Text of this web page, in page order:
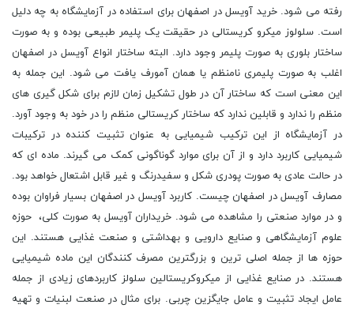
رفته می شود. خرید آویسل در اصفهان برای استفاده در آزمایشگاه به چه دلیل
است. سلولوز میکرو کریستالی در حقیقت یک پلیمر طبیعی بوده و به صورت
ساختار بلوری به صورت پلیمر وجود دارد. البته ساختار انواع آویسل در اصفهان
اغلب به صورت پلیمری نامنظم یا همان آمورف یافت می شود. این جمله به
این معنی است که ساختار آن در طول تشکیل زمان لازم برای شکل ‌گیری‌ های
منظم را ندارد و قابلین ندارد که ساختار کریستالی منظم را در خود به وجود آورد.
در آزمایشگاه از این ترکیب شیمیایی به عنوان تثبیت کننده در ترکیبات
شیمیایی کاربرد دارد و از آن برای موارد گوناگونی کمک می‌ گیرند. ماده ‌ای که
در حالت عادی به صورت پودری شکل و سفیدرنگ و غیر قابل اشتعال خواهد بود.
مصارف آویسل در اصفهان چیست. کاربرد آویسل در اصفهان بسیار فراوان بوده
و در موارد صنعتی را مشاهده می شود. خریداران آویسل به صورت کلی، حوزه‌
علوم آزمایشگاهی و صنایع دارویی و بهداشتی و صنعت غذایی هستند. این
حوزه ‌ها از جمله اصلی ‌ترین و بزرگترین مصرف کنندگان این ماده شیمیایی
هستند. در صنایع غذایی از میکروکریستالین سلولز کاربرد‌های زیادی از جمله
عامل ایجاد تثبیت و عامل جایگزین چربی. برای مثال در صنعت لبنیات و تهیه